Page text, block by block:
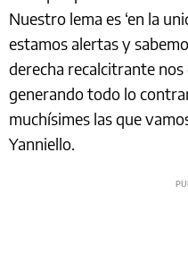
Nuestro lema es ‘en la
estamos alertas y
derecha recalcitrante
generando todo lo
muchísimes las que
Yanniello.